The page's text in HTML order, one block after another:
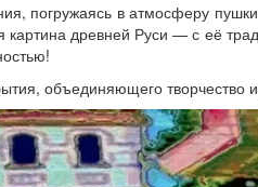
погружаясь в атмосферу
древней Руси — с её
объединяющего творчество